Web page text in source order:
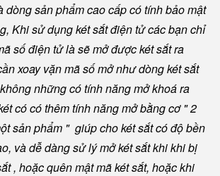
dòng sản phẩm cao cấp có tính bảo mật
Khi sử dụng két sắt điện tử các bạn chỉ
số điện tử là sẽ mở được két sắt ra
xoay vặn mã số mở như dòng két sắt
những có tính năng mở khoá ra
có có thêm tính năng mở bằng cơ " 2
sản phẩm " giúp cho két sắt có độ bền
và dễ dàng sử lý mở két sắt khi khi bị
, hoặc quên mật mã két sắt, hoặc khi